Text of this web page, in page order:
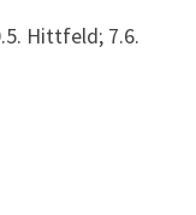
Hittfeld; 7.6.